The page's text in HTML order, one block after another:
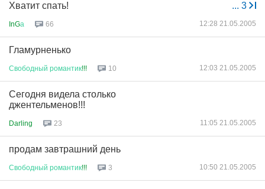
... 3
Хватит спать!
InGа 66 12:28 21.05.2005
Гламурненько
Свободный романтик!!! 10 12:03 21.05.2005
Сегодня видела столько
джентельменов!!!
Darling 23 11:05 21.05.2005
продам завтрашний день
Свободный романтик!!! 3 10:50 21.05.2005